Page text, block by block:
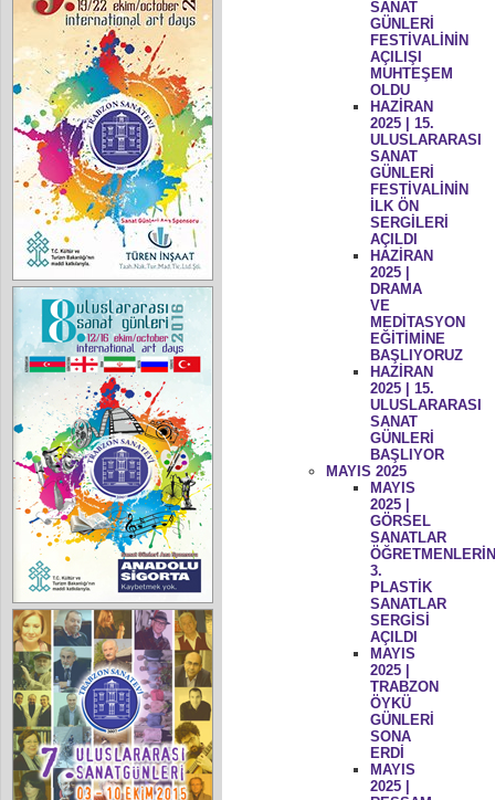
SANAT
GÜNLERİ
FESTİVALİNİN
AÇILIŞI
MUHTEŞEM
OLDU
HAZİRAN
2025 | 15.
ULUSLARARASI
SANAT
GÜNLERİ
FESTİVALİNİN
İLK ÖN
SERGİLERİ
AÇILDI
HAZİRAN
2025 |
DRAMA
VE
MEDİTASYON
EĞİTİMİNE
BAŞLIYORUZ
HAZİRAN
2025 | 15.
ULUSLARARASI
SANAT
GÜNLERİ
BAŞLIYOR
MAYIS 2025
MAYIS
2025 |
GÖRSEL
SANATLAR
3.
PLASTİK
SANATLAR
SERGİSİ
AÇILDI
MAYIS
2025 |
TRABZON
ÖYKÜ
GÜNLERİ
SONA
ERDİ
MAYIS
2025 |